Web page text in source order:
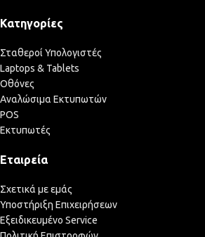
Κατηγορίες
Σταθεροί Υπολογιστές
Laptops & Tablets
Οθόνες
Αναλώσιμα Εκτυπωτών
POS
Εκτυπωτές
Εταιρεία
Σχετικά με εμάς
Υποστήριξη Επιχειρήσεων
Εξειδικευμένο Service